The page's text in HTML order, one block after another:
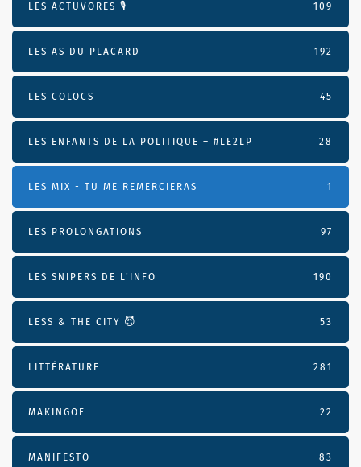
LES ACTUVORES 🎙 109
LES AS DU PLACARD 192
LES COLOCS 45
LES ENFANTS DE LA POLITIQUE – #LE2LP 28
LES MIX - TU ME REMERCIERAS 1
LES PROLONGATIONS 97
LES SNIPERS DE L’INFO 190
LESS & THE CITY 😈 53
LITTÉRATURE 281
MAKINGOF 22
MANIFESTO 83